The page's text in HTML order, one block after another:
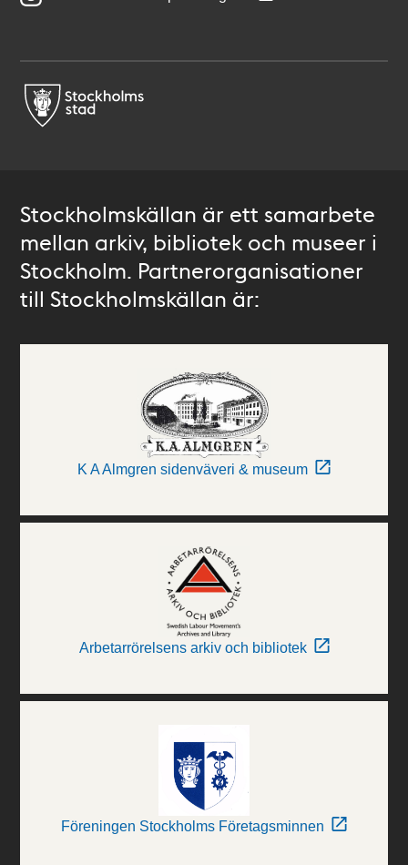
Stockholmskällan är ett samarbete
mellan arkiv, bibliotek och museer i
Stockholm. Partnerorganisationer
till Stockholmskällan är:
K A Almgren sidenväveri & museum
Arbetarrörelsens arkiv och bibliotek
Föreningen Stockholms Företagsminnen